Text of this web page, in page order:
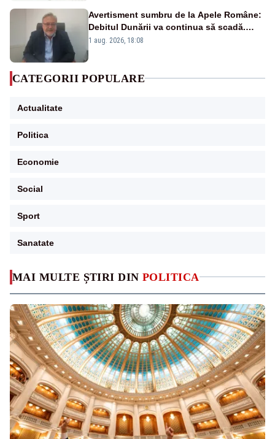
MAI MULTE ȘTIRI DIN POLITICA
Avertisment sumbru de la Apele Române:
Debitul Dunării va continua să scadă.
Cernavodă s-ar putea închide în 4 zile
1 aug. 2026, 18:08
CATEGORII POPULARE
Actualitate
Politica
Economie
Social
Sport
Sanatate